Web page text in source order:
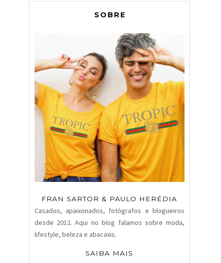
SOBRE
FRAN SARTOR & PAULO HERÉDIA
Casados, apaixonados, fotógrafos e blogueiros
desde 2012. Aqui no blog falamos sobre moda,
lifestyle, beleza e abacaxis.
SAIBA MAIS